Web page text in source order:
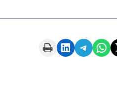
Share on WhatsApp
Share on Telegram
Share on LinkedIn
Print this Page